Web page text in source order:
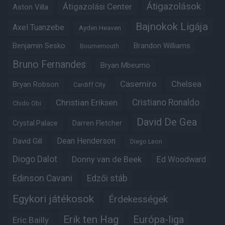
Aston Villa Átigazolási Center Átigazolások
Axel Tuanzebe Ayden Heaven Bajnokok Ligája
Benjamin Sesko Bournemouth Brandon Williams
Bruno Fernandes Bryan Mbeumo
Bryan Robson Cardiff City Casemiro Chelsea
Chido Obi Christian Eriksen Cristiano Ronaldo
Crystal Palace Darren Fletcher David De Gea
David Gill Dean Henderson Diego Leon
Diogo Dalot Donny van de Beek Ed Woodward
Edinson Cavani Edzői stáb
Egykori játékosok Érdekességek
Eric Bailly Erik ten Hag Európa-liga